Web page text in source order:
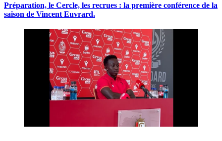
Préparation, le Cercle, les recrues : la première conférence de la
saison de Vincent Euvrard.